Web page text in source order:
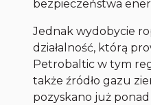
bezpieczeństwa
Jednak wydobycie
działalność, którą
Petrobaltic w tym
także źródło gazu
pozyskano już